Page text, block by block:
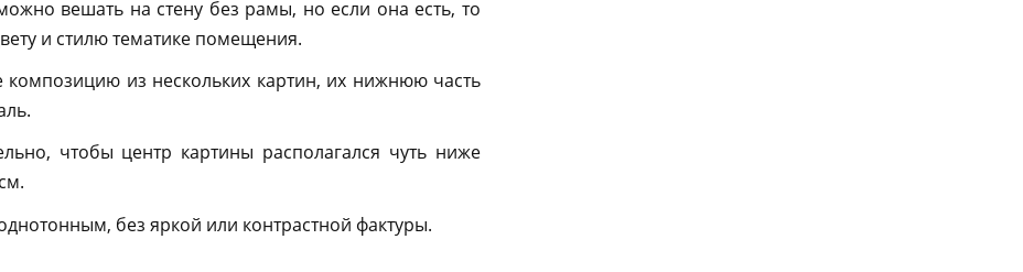
вешать на стену без рамы, но если она есть, то
и стилю тематике помещения.
композицию из нескольких картин, их нижнюю часть
чтобы центр картины располагался чуть ниже
без яркой или контрастной фактуры.